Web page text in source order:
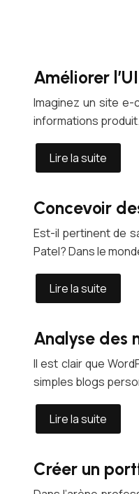
Améliorer
Imaginez un site e-
informations
Lire la suite
Concevoir
Est-il pertinent de
Patel? Dans le
Lire la suite
Analyse des
Il est clair que
simples blogs
Lire la suite
Créer un